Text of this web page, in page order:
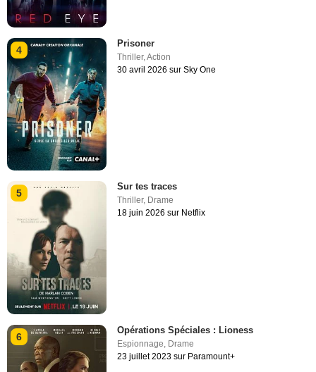
4
Prisoner
Thriller,Action
30 avril 2026 sur Sky One
5
Sur tes traces
Thriller, Drame
18 juin 2026 sur Netflix
6
Opérations Spéciales : Lioness
Espionnage Drame
23 juillet 2023 sur Paramount+